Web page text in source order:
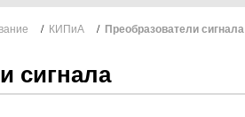
/ КИПиА / Преобразователи сигнала
сигнала